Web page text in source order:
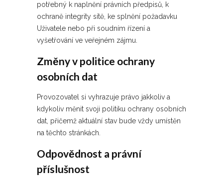
potřebný k naplnění právních předpisů, k
ochraně integrity sítě, ke splnění požadavku
Uživatele nebo při soudním řízení a
vyšetřování ve veřejném zájmu.
Změny v politice ochrany
osobních dat
Provozovatel si vyhrazuje právo jakkoliv a
kdykoliv měnit svoji politiku ochrany osobních
dat, přičemž aktuální stav bude vždy umístěn
na těchto stránkách.
Odpovědnost a právní
příslušnost